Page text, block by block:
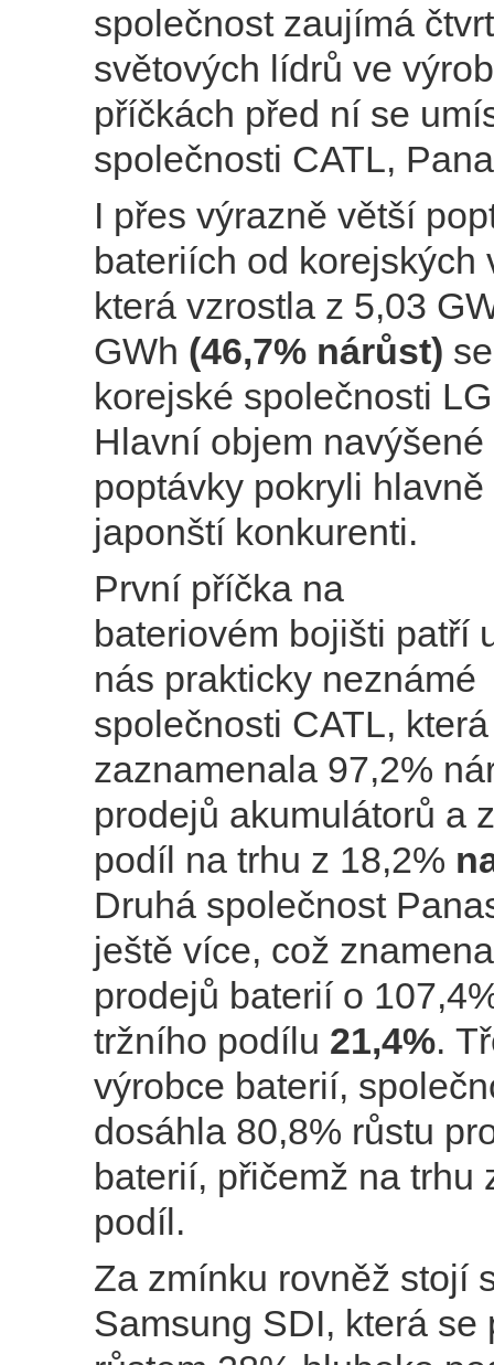
společnost zaujímá
světových lídrů ve
příčkách před ní se
společnosti CATL,
I přes výrazně větší
bateriích od korejských
která vzrostla z 5,03
GWh (46,7% nárůst)
korejské společnosti
Hlavní objem navýšené
poptávky pokryli
japonští konkurenti.
První příčka na
bateriovém bojišti patří
nás prakticky neznámé
společnosti CATL, která
zaznamenala 97,2%
prodejů akumulátorů a
podíl na trhu z 18,2%
Druhá společnost
ještě více, což
prodejů baterií o
tržního podílu 21,4%.
výrobce baterií,
dosáhla 80,8% růstu
baterií, přičemž na trhu
podíl.
Za zmínku rovněž stojí
Samsung SDI, která se